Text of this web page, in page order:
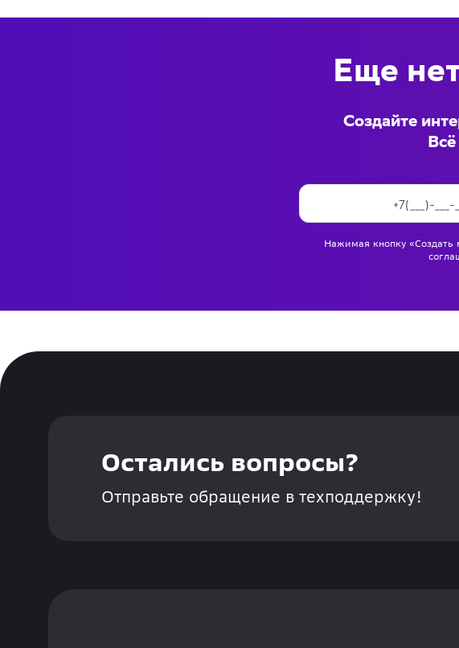
Еще
Создайте
Нажимая кнопку
Остались вопросы?
Отправьте обращение в техподдержку!